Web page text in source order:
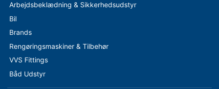
Arbejdsbeklædning & Sikkerhedsudstyr
Bil
Brands
Rengøringsmaskiner & Tilbehør
VVS Fittings
Båd Udstyr